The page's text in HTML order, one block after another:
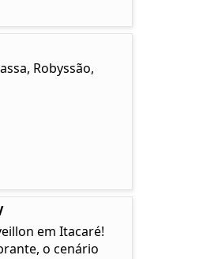
Robyssão,
em Itacaré!
o cenário